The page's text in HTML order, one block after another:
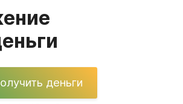
деньги